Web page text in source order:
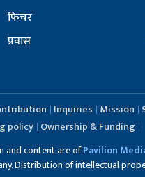
फिचर
प्रवास
Inquiries Mission
policy Ownership & Funding
and content are ofPavilion
Distribution of intellectual